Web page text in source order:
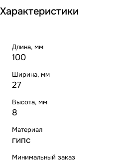
Характеристики
Длина, мм
100
Ширина, мм
27
Высота, мм
8
Материал
гипс
Минимальный заказ